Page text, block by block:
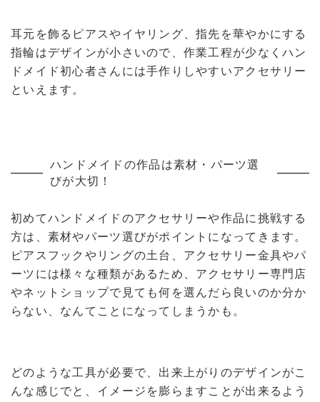
耳元を飾るピアスやイヤリング、指先を華やかにする
指輪はデザインが小さいので、作業工程が少なくハン
ドメイド初心者さんには手作りしやすいアクセサリー
といえます。
ハンドメイドの作品は素材・パーツ選
びが大切！
初めてハンドメイドのアクセサリーや作品に挑戦する
方は、素材やパーツ選びがポイントになってきます。
ピアスフックやリングの土台、アクセサリー金具やパ
ーツには様々な種類があるため、アクセサリー専門店
やネットショップで見ても何を選んだら良いのか分か
らない、なんてことになってしまうかも。
どのような工具が必要で、出来上がりのデザインがこ
んな感じでと、イメージを膨らますことが出来るよう